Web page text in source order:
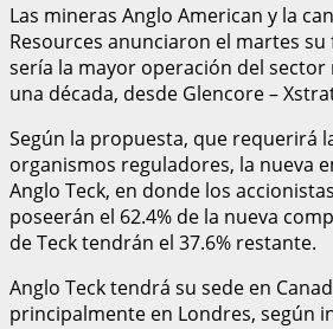
Las mineras Anglo American y la
Resources anunciaron el martes
sería la mayor operación del
una década, desde Glencore –
Según la propuesta, que requerirá
organismos reguladores, la nueva
Anglo Teck, en donde los
poseerán el 62.4% de la nueva
de Teck tendrán el 37.6% restante.
Anglo Teck tendrá su sede en
principalmente en Londres, según